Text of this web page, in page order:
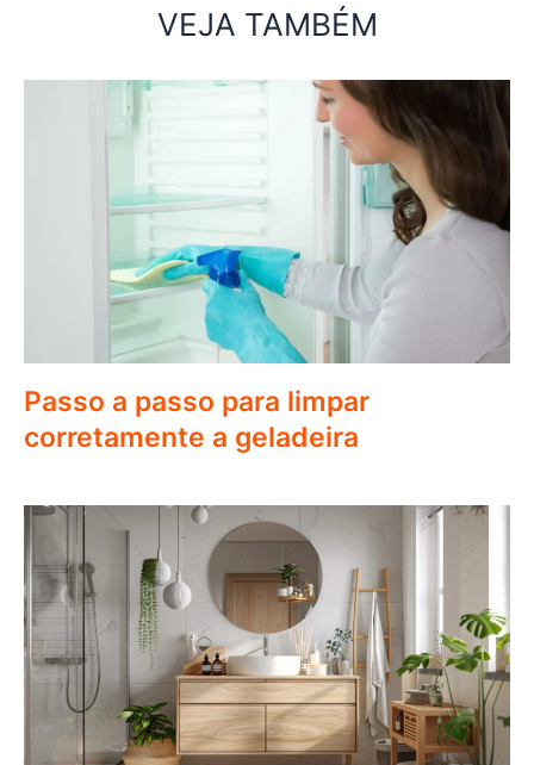
VEJA TAMBÉM
Passo a passo para limpar
corretamente a geladeira